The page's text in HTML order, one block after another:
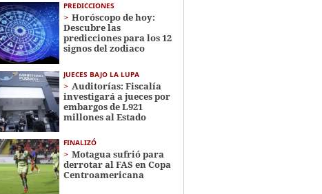
PREDICCIONES
Horóscopo de hoy:
Descubre las
predicciones para los 12
signos del zodiaco
JUECES BAJO LA LUPA
Auditorías: Fiscalía
investigará a jueces por
embargos de L921
millones al Estado
FINALIZÓ
Motagua sufrió para
derrotar al FAS en Copa
Centroamericana